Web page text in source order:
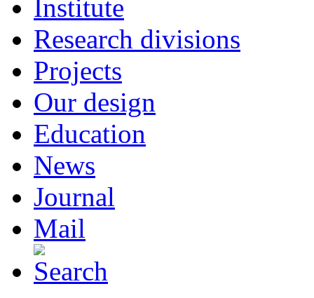
Institute
Research divisions
Projects
Our design
Education
News
Journal
Mail